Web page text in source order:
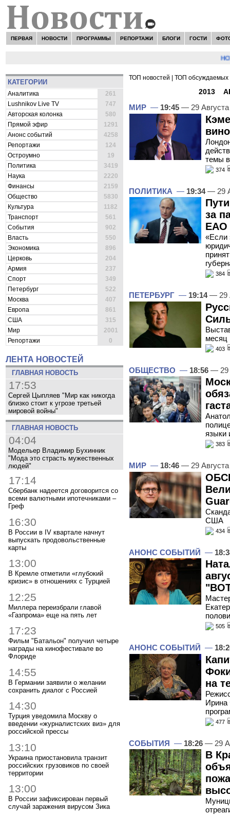
ПЕРВАЯ НОВОСТИ ПРОГРАММЫ РЕПОРТАЖИ БЛОГИ ГОСТИ
КАТЕГОРИИ
Аналитика
261
Lushnikov Live TV
747
Авторская колонка
580
Прямой эфир
1291
Анонс событий
4258
Репортажи
124
Остроумно
19
Политика
3419
Наука
2220
Финансы
2159
Общество
5830
Культура
1182
Транспорт
561
События
902
Власть
550
Экономика
896
Церковь
204
Армия
237
Спорт
349
Петербург
522
Москва
407
Европа
861
США
315
Мир
2001
Репортажи
0
ЛЕНТА НОВОСТЕЙ
ГЛАВНАЯ НОВОСТЬ
17:53
Сергей Цыпляев "Мир как никогда
близко стоит к угрозе третьей
мировой войны"
ГЛАВНАЯ НОВОСТЬ
04:04
Модельер Владимир Бухинник
"Мода это страсть мужественных
людей"
17:14
Сбербанк надеется договорится со
всеми валютными ипотечниками –
Греф
16:30
В России в IV квартале начнут
выпускать продовольственные
карты
13:00
В Кремле отметили «глубокий
кризис» в отношениях с Турцией
12:25
Миллера переизбрали главой
«Газпрома» еще на пять лет
17:23
Фильм "Батальон" получил четыре
награды на кинофестивале во
Флориде
14:55
В Германии заявили о желании
сохранить диалог с Россией
14:30
Турция уведомила Москву о
введении «журналистских виз» для
российской прессы
13:10
Украина приостановила транзит
российских грузовиков по своей
территории
13:00
В России зафиксирован первый
случай заражения вирусом Зика
ТОП новостей ТОП обсуждаемых
2013
МИР — 19:45 — 29
темы
374
ПОЛИТИКА — 19:34— 29
за
ЕАО
«Если
384
ПЕТЕРБУРГ — 19:14— 29
месяц
403
ОБЩЕСТВО — 18:56 — 29
языки
383
МИР — 18:46 — 29
США
434
АНОНС СОБЫТИЙ —
505
АНОНС СОБЫТИЙ —
на
Ирина
477
СОБЫТИЯ — 18:26 — 29
В